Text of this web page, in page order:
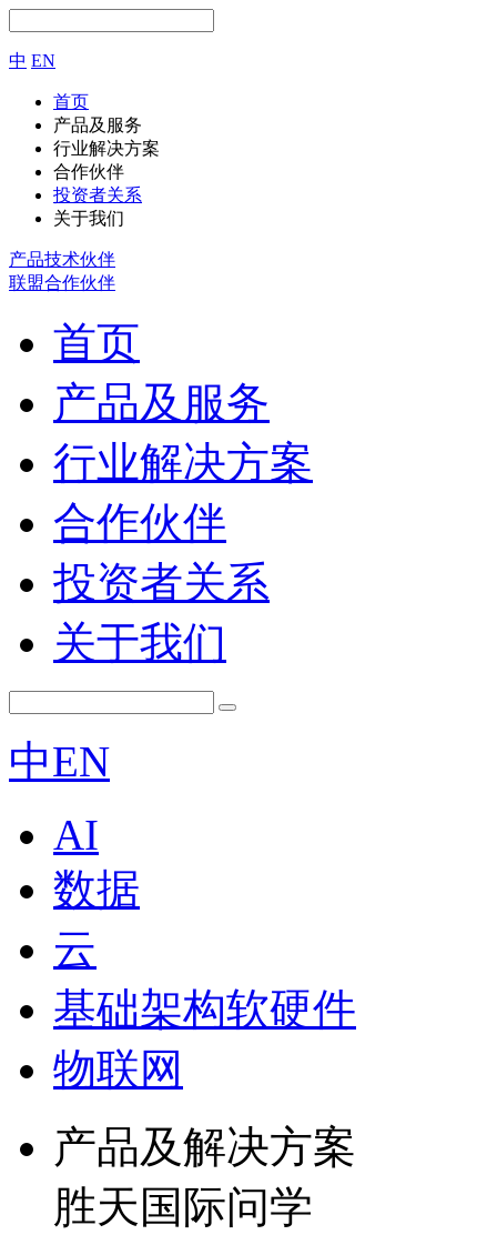
中 EN
首页
产品及服务
行业解决方案
合作伙伴
投资者关系
关于我们
产品技术伙伴
联盟合作伙伴
首页
产品及服务
行业解决方案
合作伙伴
投资者关系
关于我们
中EN
AI
数据
云
基础架构软硬件
物联网
产品及解决方案
胜天国际问学